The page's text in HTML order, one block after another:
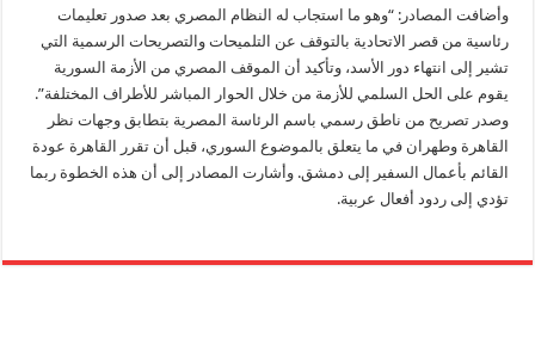
وأضافت المصادر: “وهو ما استجاب له النظام المصري بعد صدور تعليمات
رئاسية من قصر الاتحادية بالتوقف عن التلميحات والتصريحات الرسمية التي
تشير إلى انتهاء دور الأسد، وتأكيد أن الموقف المصري من الأزمة السورية
يقوم على الحل السلمي للأزمة من خلال الحوار المباشر للأطراف المختلفة”.
وصدر تصريح من ناطق رسمي باسم الرئاسة المصرية بتطابق وجهات نظر
القاهرة وطهران في ما يتعلق بالموضوع السوري، قبل أن تقرر القاهرة عودة
القائم بأعمال السفير إلى دمشق. وأشارت المصادر إلى أن هذه الخطوة ربما
تؤدي إلى ردود أفعال عربية.